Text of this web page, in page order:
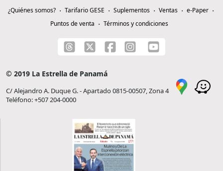
¿Quiénes somos? Tarifario GESE Suplementos Ventas
e-Paper
Puntos de venta
Términos y condiciones
© 2019 La Estrella de Panamá
C/ Alejandro A. Duque G. - Apartado 0815-00507, Zona 4
Teléfono: +507 204-0000